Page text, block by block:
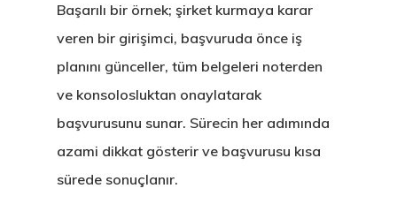
Başarılı bir örnek; şirket kurmaya karar
veren bir girişimci, başvuruda önce iş
planını günceller, tüm belgeleri noterden
ve konsolosluktan onaylatarak
başvurusunu sunar. Sürecin her adımında
azami dikkat gösterir ve başvurusu kısa
sürede sonuçlanır.
Vize Programı
Veri Politikası
Yunanistan
Gayrimenkul